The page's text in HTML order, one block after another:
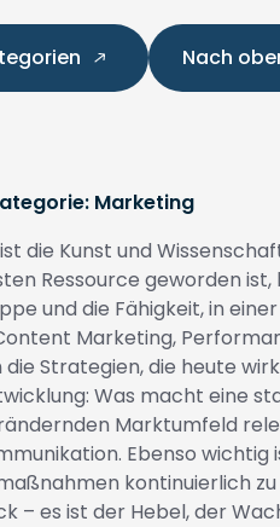
Nach
Marketing
die Kunst und
Ressource geworden
und die Fähigkeit, in
Marketing,
die Strategien, die heute
Was macht eine
Marktumfeld
Ebenso
kontinuierlich
– es ist der Hebel, der